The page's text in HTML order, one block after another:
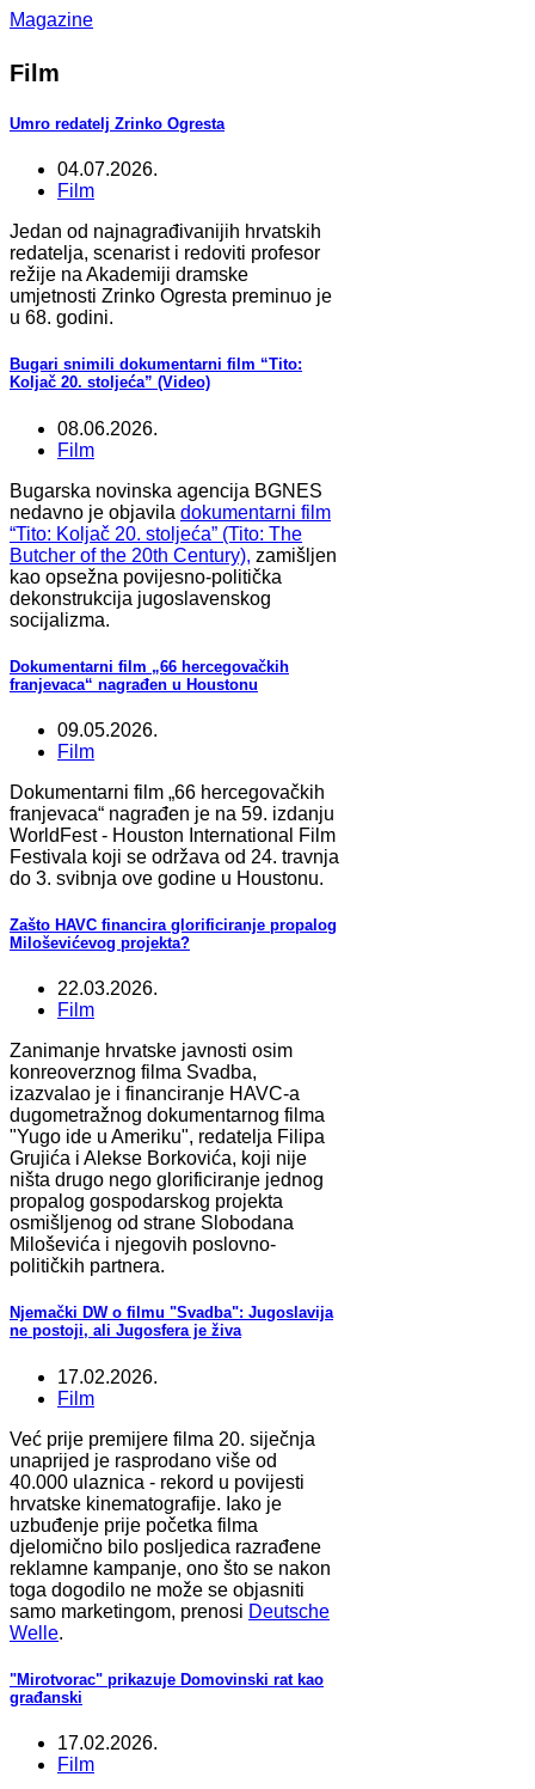
Magazine
Film
Umro redatelj Zrinko Ogresta
04.07.2026.
Film
Jedan od najnagrađivanijih hrvatskih
redatelja, scenarist i redoviti profesor
režije na Akademiji dramske
umjetnosti Zrinko Ogresta preminuo je
u 68. godini.
Bugari snimili dokumentarni film “Tito:
Koljač 20. stoljeća” (Video)
08.06.2026.
Film
Bugarska novinska agencija BGNES
nedavno je objavila dokumentarni film
“Tito: Koljač 20. stoljeća” (Tito: The
Butcher of the 20th Century), zamišljen
kao opsežna povijesno-politička
dekonstrukcija jugoslavenskog
socijalizma.
Dokumentarni film „66 hercegovačkih
franjevaca“ nagrađen u Houstonu
09.05.2026.
Film
Dokumentarni film „66 hercegovačkih
franjevaca“ nagrađen je na 59. izdanju
WorldFest - Houston International Film
Festivala koji se održava od 24. travnja
do 3. svibnja ove godine u Houstonu.
Zašto HAVC financira glorificiranje propalog
Miloševićevog projekta?
22.03.2026.
Film
Zanimanje hrvatske javnosti osim
konreoverznog filma Svadba,
izazvalao je i financiranje HAVC-a
dugometražnog dokumentarnog filma
"Yugo ide u Ameriku", redatelja Filipa
Grujića i Alekse Borkovića, koji nije
ništa drugo nego glorificiranje jednog
propalog gospodarskog projekta
osmišljenog od strane Slobodana
Miloševića i njegovih poslovno-
političkih partnera.
Njemački DW o filmu "Svadba": Jugoslavija
ne postoji, ali Jugosfera je živa
17.02.2026.
Film
Već prije premijere filma 20. siječnja
unaprijed je rasprodano više od
40.000 ulaznica - rekord u povijesti
hrvatske kinematografije. Iako je
uzbuđenje prije početka filma
djelomično bilo posljedica razrađene
reklamne kampanje, ono što se nakon
toga dogodilo ne može se objasniti
samo marketingom, prenosi Deutsche
Welle.
"Mirotvorac" prikazuje Domovinski rat kao
građanski
17.02.2026.
Film